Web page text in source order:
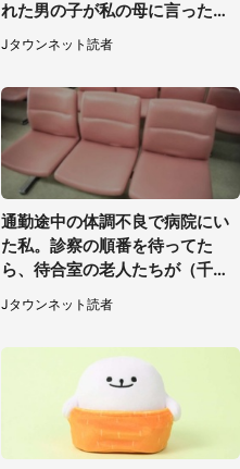
れた男の子が私の母に言ったの
は...」（千葉県・20代女性）
Jタウンネット読者
通勤途中の体調不良で病院にい
た私。診察の順番を待ってた
ら、待合室の老人たちが（千葉
県・50代男性）
Jタウンネット読者